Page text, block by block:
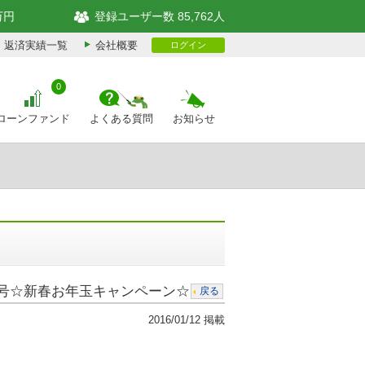
円 登録ユーザー数 85,762人
返済実績一覧 会社概要 ログイン
ーンファンド
0
よくある質問 お知らせ
☆新春お年玉キャンペーン☆ 戻る
2016/01/12 掲載